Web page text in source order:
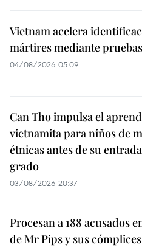
Vietnam acelera
mártires mediante
04/08/2026 05:09
Can Tho impulsa el
vietnamita para niños de
étnicas antes de su
grado
03/08/2026 20:37
Procesan a 188 acusados
de Mr Pips y sus cómplices